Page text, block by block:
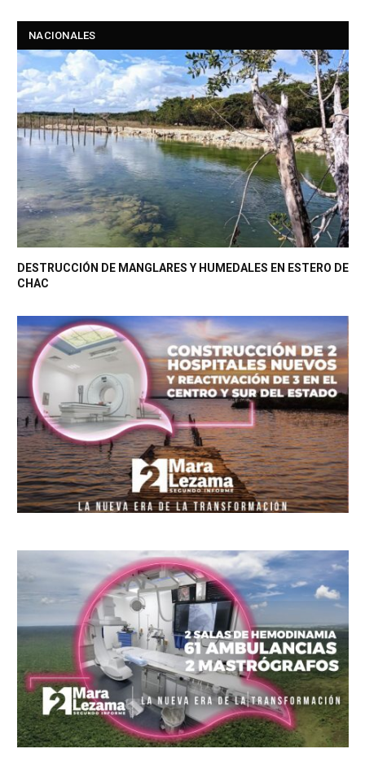
NACIONALES
DESTRUCCIÓN DE MANGLARES Y HUMEDALES EN ESTERO DE
CHAC